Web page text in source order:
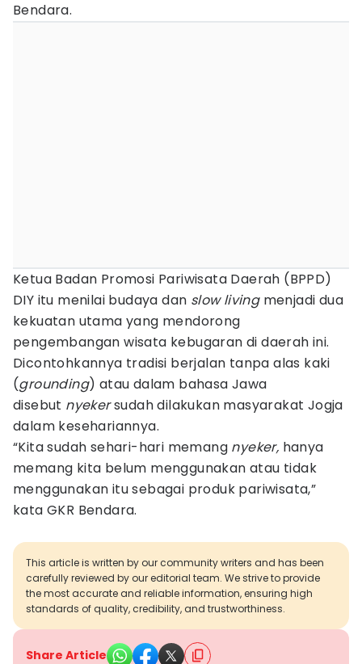
Bendara.
Ketua Badan Promosi Pariwisata Daerah (BPPD)
DIY itu menilai budaya dan slow living menjadi dua
kekuatan utama yang mendorong
pengembangan wisata kebugaran di daerah ini.
Dicontohkannya tradisi berjalan tanpa alas kaki
(grounding) atau dalam bahasa Jawa
disebut nyekersudah dilakukan masyarakat Jogja
dalam kesehariannya.
“Kita sudah sehari-hari memang nyeker, hanya
memang kita belum menggunakan atau tidak
menggunakan itu sebagai produk pariwisata,”
kata GKR Bendara.
This article is written by our community writers and has been
carefully reviewed by our editorial team. We strive to provide
the most accurate and reliable information, ensuring high
standards of quality, credibility, and trustworthiness.
Share Article